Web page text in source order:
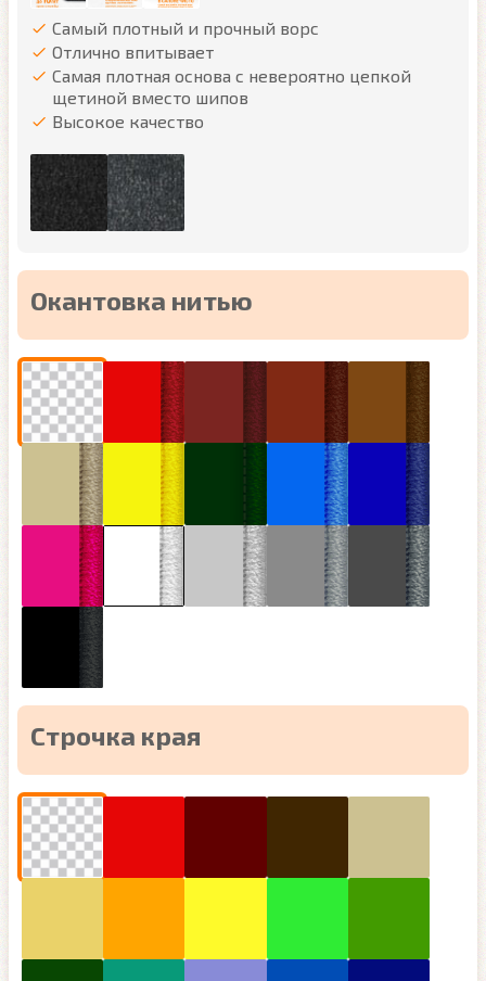
Самый плотный и прочный ворс
Отлично впитывает
Самая плотная основа с невероятно цепкой
щетиной вместо шипов
Высокое качество
Окантовка нитью
Строчка края